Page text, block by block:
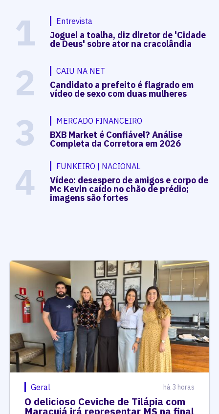
1 Entrevista
Joguei a toalha, diz diretor de 'Cidade
de Deus' sobre ator na cracolândia
2 CAIU NA NET
Candidato a prefeito é flagrado em
vídeo de sexo com duas mulheres
3 MERCADO FINANCEIRO
BXB Market é Confiável? Análise
Completa da Corretora em 2026
4 FUNKEIRO | NACIONAL
Vídeo: desespero de amigos e corpo de
Mc Kevin caído no chão de prédio;
imagens são fortes
Geral há 3 horas
O delicioso Ceviche de Tilápia com